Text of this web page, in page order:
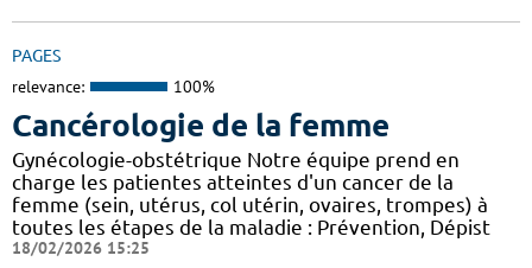
PAGES
relevance: 100%
Cancérologie de la femme
Gynécologie-obstétrique Notre équipe prend en
charge les patientes atteintes d'un cancer de la
femme (sein, utérus, col utérin, ovaires, trompes) à
toutes les étapes de la maladie : Prévention, Dépist
18/02/2026 15:25